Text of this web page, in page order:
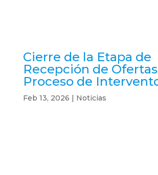
Cierre de la Etapa de
Recepción de
Proceso de
Feb 13, 2026 | Noticias